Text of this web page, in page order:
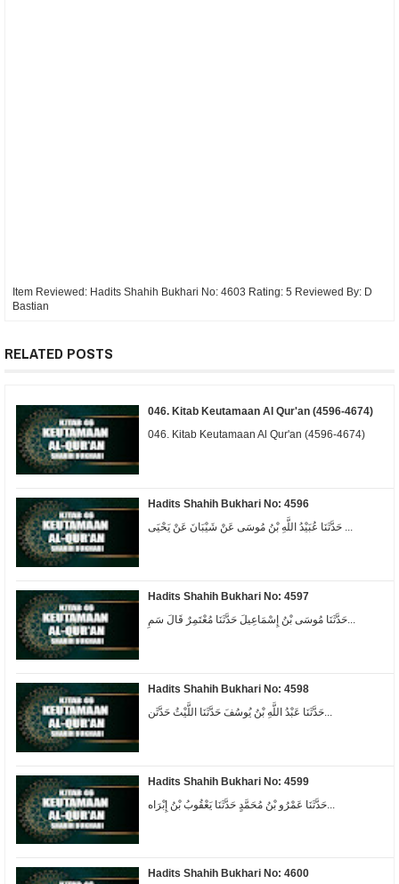
Item Reviewed: Hadits Shahih Bukhari No: 4603 Rating: 5 Reviewed By: D
Bastian
RELATED POSTS
046. Kitab Keutamaan Al Qur'an (4596-4674)
046. Kitab Keutamaan Al Qur'an (4596-4674)
Hadits Shahih Bukhari No: 4596
حَدَّثَنَا عُبَيْدُ اللَّهِ بْنُ مُوسَى عَنْ شَيْبَانَ عَنْ يَحْيَى ...
Hadits Shahih Bukhari No: 4597
حَدَّثَنَا مُوسَى بْنُ إِسْمَاعِيلَ حَدَّثَنَا مُعْتَمِرٌ قَالَ سَمِ...
Hadits Shahih Bukhari No: 4598
Hadits Shahih Bukhari No: 4599
Hadits Shahih Bukhari No: 4600